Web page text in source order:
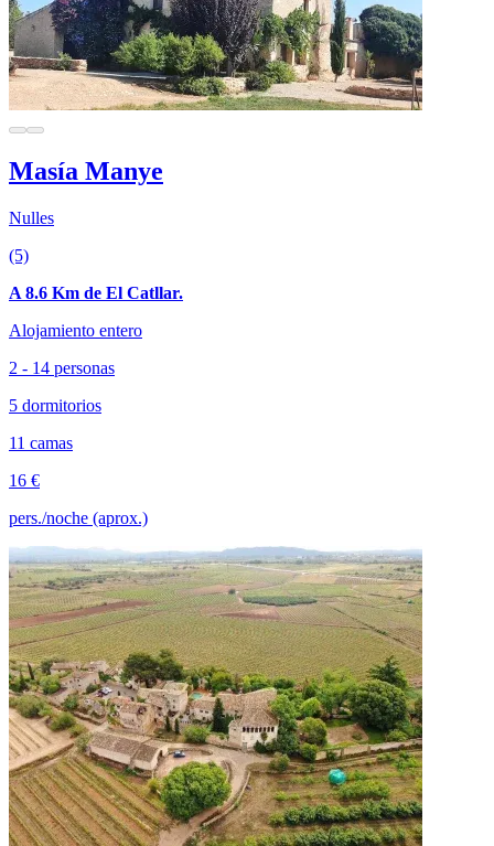
Masía Manye
Nulles
(5)
A 8.6 Km de El Catllar.
Alojamiento entero
2 - 14 personas
5 dormitorios
11 camas
16 €
pers./noche (aprox.)